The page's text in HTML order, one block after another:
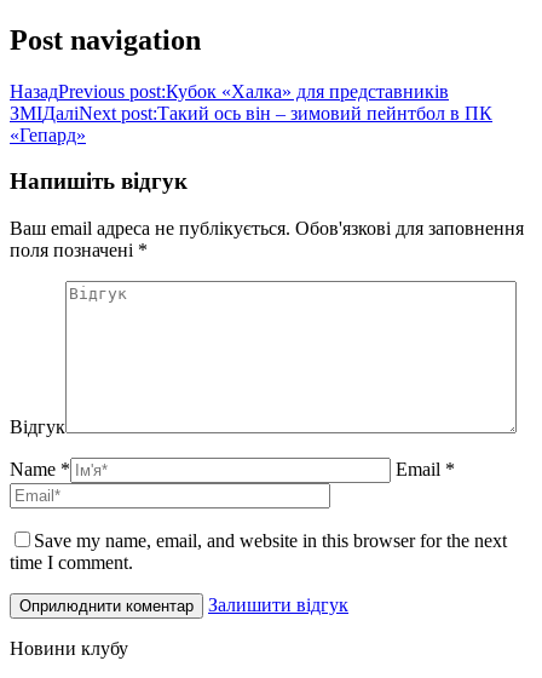
Post navigation
НазадPrevious post:Кубок «Халка» для представників
ЗМІДаліNext post:Такий ось він – зимовий пейнтбол в ПК
«Гепард»
Напишіть відгук
Ваш email адреса не публікується. Обов'язкові для заповнення
поля позначені *
Відгук
Name * Email *
Save my name, email, and website in this browser for the next
time I comment.
Залишити відгук
Новини клубу